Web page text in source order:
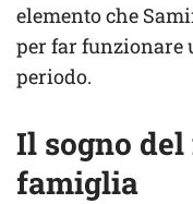
elemento che
per far funzionare
periodo.
Il sogno
famiglia